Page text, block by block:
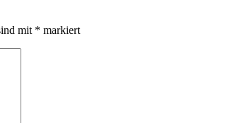
mit * markiert